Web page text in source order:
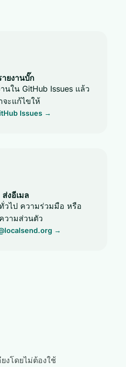
ายงานบั๊ก
นใน GitHub Issues แล้ว
จะแก้ไขให้
Issues →
ส่งอีเมล
วไป ความร่วมมือ หรือ
วามส่วนตัว
→
งโดยไม่ต้องใช้